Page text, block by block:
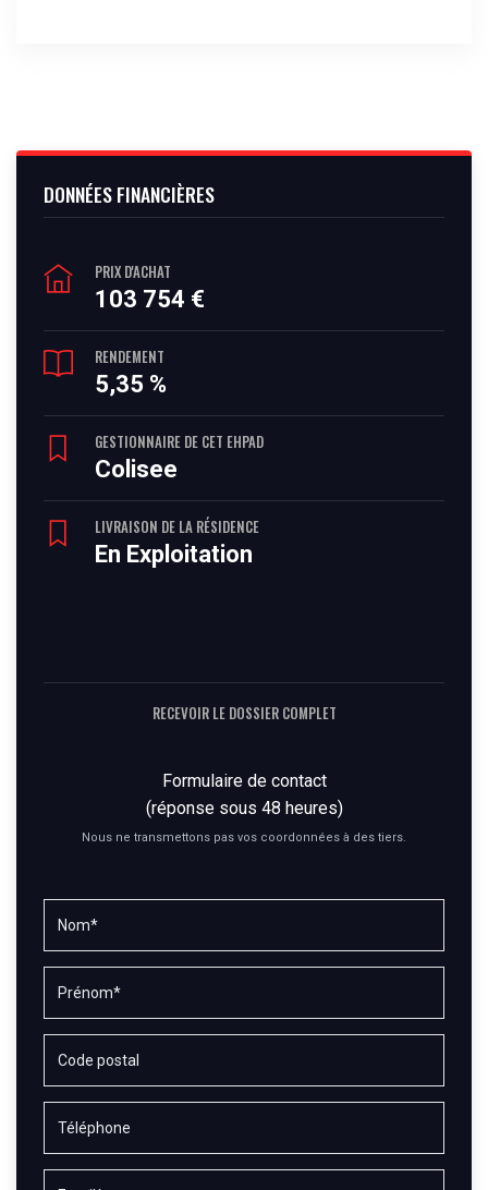
DONNÉES FINANCIÈRES
PRIX D'ACHAT
103 754 €
RENDEMENT
5,35 %
GESTIONNAIRE DE CET EHPAD
Colisee
LIVRAISON DE LA RÉSIDENCE
En Exploitation
RECEVOIR LE DOSSIER COMPLET
Formulaire de contact
(réponse sous 48 heures)
Nous ne transmettons pas vos coordonnées à des tiers.